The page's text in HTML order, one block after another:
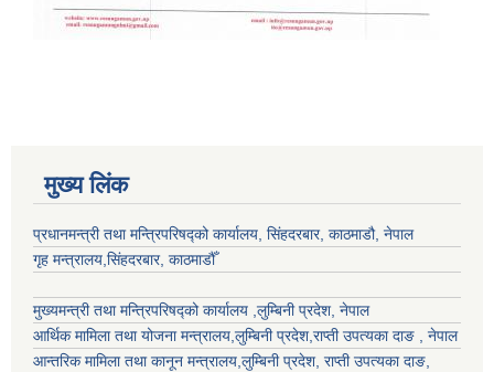
मुख्य लिंक
प्रधानमन्त्री तथा मन्त्रिपरिषद्को कार्यालय, सिंहदरबार, काठमाडौ, नेपाल
गृह मन्त्रालय,सिंहदरबार, काठमाडौँ
मुख्यमन्त्री तथा मन्त्रिपरिषद्को कार्यालय ,लुम्बिनी प्रदेश, नेपाल
आर्थिक मामिला तथा योजना मन्त्रालय,लुम्बिनी प्रदेश,राप्ती उपत्यका दाङ , नेपाल
आन्तरिक मामिला तथा कानून मन्त्रालय,लुम्बिनी प्रदेश, राप्ती उपत्यका दाङ,